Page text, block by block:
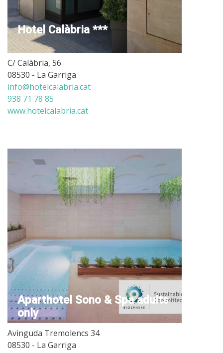
Hotel Calàbria ***
C/ Calàbria, 56
08530 - La Garriga
info@hotelcalabria.cat
938 71 78 85
www.hotelcalabria.cat
Aparthotel Sono & Spa adults
only
Avinguda Tremolencs 34
08530 - La Garriga